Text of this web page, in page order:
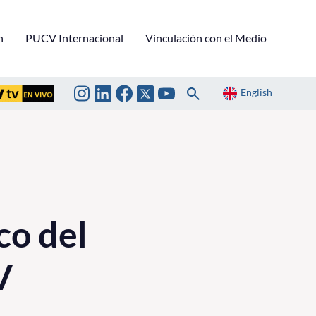
PUCV Internacional Vinculación con el Medio
English
del